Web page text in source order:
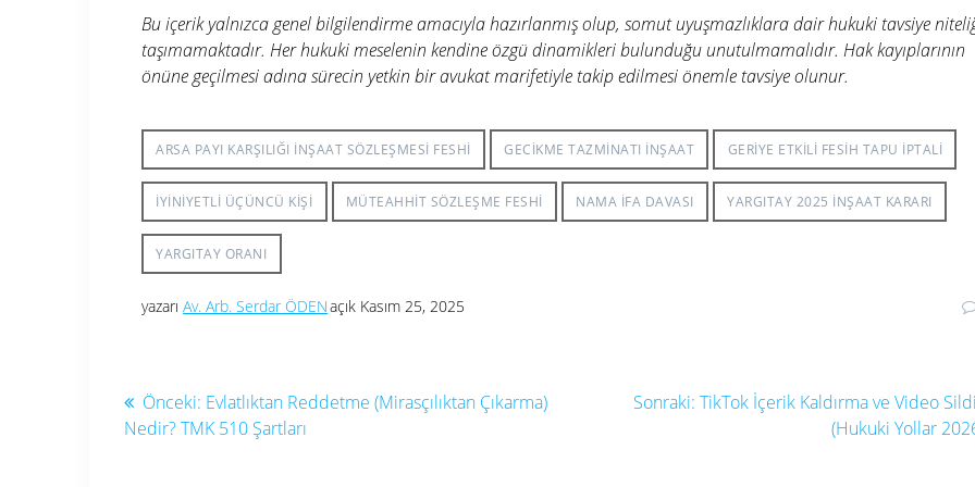
Bu içerik yalnızca genel bilgilendirme amacıyla hazırlanmış olup, somut uyuşmazlıklara dair hukuki tavsiye
taşımamaktadır. Her hukuki meselenin kendine özgü dinamikleri bulunduğu unutulmamalıdır. Hak kayıplarının
önüne geçilmesi adına sürecin yetkin bir avukat marifetiyle takip edilmesi önemle tavsiye olunur.
ARSA PAYI KARŞILIĞI INŞAAT SÖZLEŞMESI FESHI GECIKME TAZMINATI INŞAAT GERIYE ETKILI FESIH TAPU IPTALI
IYINIYETLI ÜÇÜNCÜ KIŞI MÜTEAHHIT SÖZLEŞME FESHI NAMA IFA DAVASI YARGITAY 2025 INŞAAT KARARI
YARGITAY ORANI
yazarıAv. Arb. Serdar ÖDENaçık Kasım 25, 2025
Yazı
gezinmesi
Önceki: Önceki
yazı:
Evlatlıktan Reddetme (Mirasçılıktan Çıkarma)
Nedir? TMK 510 Şartları
Sonraki: Sonraki
TikTok İçerik Kaldırma ve Video
(Hukuki Yollar